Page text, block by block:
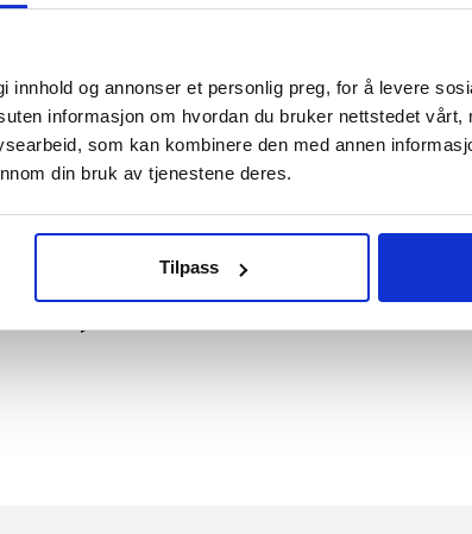
innhold og annonser et personlig preg, for å levere
informasjon om hvordan du bruker nettstedet vårt,
som kan kombinere den med annen
din bruk av tjenestene deres.
Tilpass
Ta kontakt for
aktiviteter for